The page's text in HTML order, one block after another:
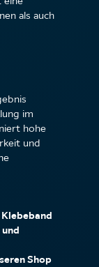
als auch
im
hohe
und
Klebeband
Shop